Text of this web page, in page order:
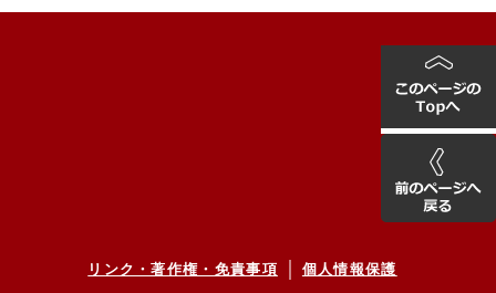
リンク・著作権・免責事項 個人情報保護